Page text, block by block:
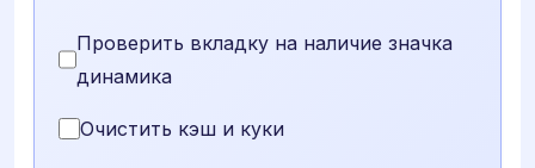
Проверить вкладку на наличие значка
динамика
Очистить кэш и куки